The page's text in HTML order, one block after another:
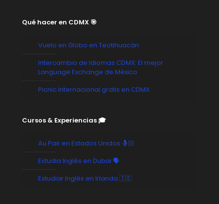
Qué hacer en CDMX 🎯
Vuelo en Globo en Teotihuacán
Intercambio de Idiomas CDMX: El mejor
Language Exchange de México
Picnic Internacional gratis en CDMX
Cursos & Experiencias 🎓
Au Pair en Estados Unidos 🤱🏻
Estudia Inglés en Dubai 🗣️
Estudiar Inglés en Irlanda 🇮🇪